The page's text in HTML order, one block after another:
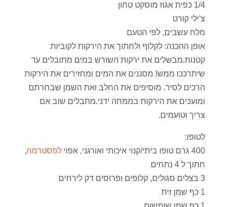
1/4 כפית אגוז מוסקט טחון
צ'ילי קורט
מלח עשבים, לפי הטעם
אופן ההכנה: לקלוף ולחתוך את הירקות לקוביות
קטנות.מבשלים את ירקות השורש במים מתובלים עד
שיתרככו ממש! מסננים את המים ומחזירים את הירקות
הרכים לסיר. מוסיפים את החלב ואת השמן שבחרתם
ומועכים את הירקות בממחה ידני.מתבלים שוב אם
צריך וטועמים.
לטופו:
400 גרם טופו ביתי/קנוי איכותי ואורגני, אפוי
לפסטרמה,
חתוך ל 4 נתחים
3 בצלים סגולים, קלופים ופרוסים דק לירחים
1 כף שמן זית